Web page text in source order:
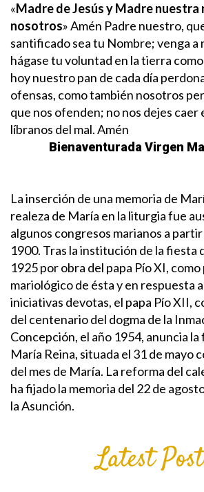
«Madre de Jesús y Madre nuestra
nosotros» Amén Padre nuestro,
santificado sea tu Nombre; venga
hágase tu voluntad en la tierra
hoy nuestro pan de cada día
ofensas, como también nosotros
que nos ofenden; no nos dejes caer
líbranos del mal. Amén
Bienaventurada Virgen
La inserción de una memoria de
realeza de María en la liturgia fue
algunos congresos marianos a
1900. Tras la institución de la fiesta
1925 por obra del papa Pío XI,
mariológico de ésta y en respuesta
iniciativas devotas, el papa Pío XII,
del centenario del dogma de la
Concepción, el año 1954, anuncia
María Reina, situada el 31 de mayo
del mes de María. La reforma del
ha fijado la memoria del 22 de
la Asunción.
Latest